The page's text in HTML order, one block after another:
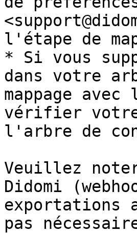
l'étape de
* Si vous
dans votre
mappage
vérifier votre
l'arbre de
Veuillez
Didomi
exportations
pas